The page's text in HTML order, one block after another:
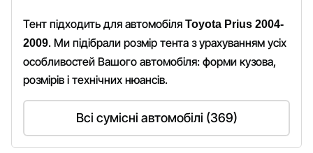
Тент підходить для автомобіля Toyota Prius 2004-
2009. Ми підібрали розмір тента з урахуванням усіх
особливостей Вашого автомобіля: форми кузова,
розмірів і технічних нюансів.
Всі сумісні автомобілі (369)